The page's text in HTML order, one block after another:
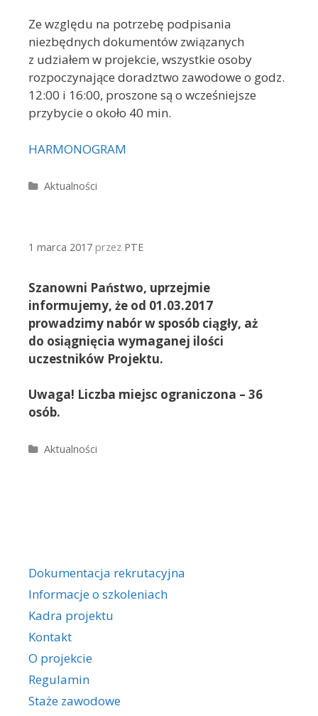
Ze względu na potrzebę podpisania
niezbędnych dokumentów związanych
z udziałem w projekcie, wszystkie osoby
rozpoczynające doradztwo zawodowe o godz.
12:00 i 16:00, proszone są o wcześniejsze
przybycie o około 40 min.
HARMONOGRAM
Kategorie
Aktualności
1 marca 2017 przez PTE
Szanowni Państwo, uprzejmie
informujemy, że od 01.03.2017
prowadzimy nabór w sposób ciągły, aż
do osiągnięcia wymaganej ilości
uczestników Projektu.
Uwaga! Liczba miejsc ograniczona – 36
osób.
Kategorie
Aktualności
Dokumentacja rekrutacyjna
Informacje o szkoleniach
Kadra projektu
Kontakt
O projekcie
Regulamin
Staże zawodowe